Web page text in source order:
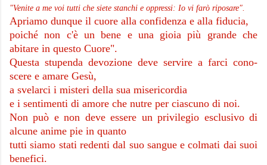
"Venite a me voi tutti che siete stanchi e oppressi: Io vi farò riposare".
Apriamo dunque il cuore alla confidenza e alla fiducia,
poiché non c'è un bene e una gioia più grande che
abitare in questo Cuore".
Questa stupenda devozione deve servire a farci cono­
scere e amare Gesù,
a svelarci i misteri della sua miseri­cordia
e i sentimenti di amore che nutre per ciascuno di noi.
Non può e non deve essere un privilegio esclusivo di
alcune anime pie in quanto
tutti siamo stati redenti dal suo sangue e colmati dai suoi
benefici.